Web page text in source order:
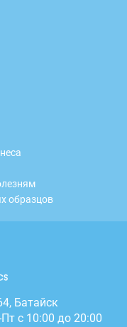
образцов
Батайск
с 10:00 до 20:00